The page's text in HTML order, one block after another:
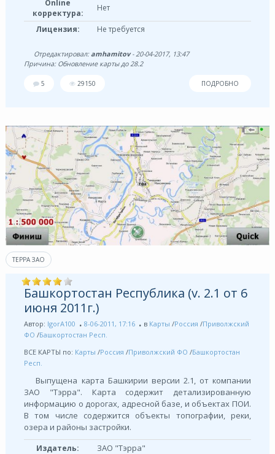
Online
корректура:
Нет
Лицензия: Не требуется
Отредактировал: amhamitov- 20-04-2017, 13:47
Причина: Обновление карты до 28.2
5 29150 ПОДРОБНО
ТЕРРА ЗАО
Башкортостан Республика (v. 2.1 от 6
июня 2011г.)
Автор: IgorA100 8-06-2011, 17:16 в Карты /Россия /Приволжский
ФО /Башкортостан Респ.
ВСЕ КАРТЫ по: Карты /Россия /Приволжский ФО /Башкортостан
Респ.
Выпущена карта Башкирии версии 2.1, от компании
ЗАО "Тэрра". Карта содержит детализированную
информацию о дорогах, адресной базе, и объектах ПОИ.
В том числе содержится объекты топографии, реки,
озера и районы застройки.
Издатель: ЗАО "Тэрра"